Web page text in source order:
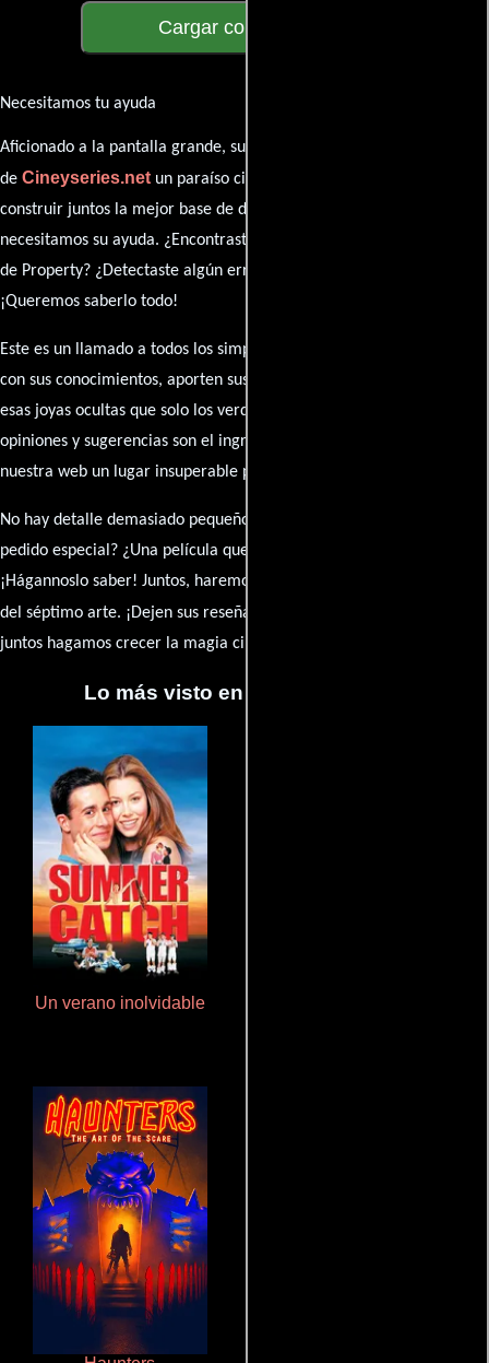
Cargar comentarios
Necesitamos tu ayuda
Aficionado a la pantalla grande, su participación es clave para hacer
de Cineyseries.netun paraíso cinéfilo completo. Queremos
construir juntos la mejor base de datos cinematográfica, pero
necesitamos su ayuda. ¿Encontraste algún dato faltante en la ficha
de Property? ¿Detectaste algún error en la sinopsis o el elenco?
¡Queremos saberlo todo!
Este es un llamado a todos los simpatizantes del cine: contribuyan
con sus conocimientos, aporten sus descubrimientos y compartan
esas joyas ocultas que solo los verdaderos fanáticos conocen. Sus
opiniones y sugerencias son el ingrediente secreto que hará de
nuestra web un lugar insuperable para los amantes del celuloide.
No hay detalle demasiado pequeño ni opinión insignificante. ¿Algún
pedido especial? ¿Una película que sueñas con ver reseñada?
¡Hágannoslo saber! Juntos, haremos de esta comunidad el epicentro
del séptimo arte. ¡Dejen sus reseña en la
juntos hagamos crecer la magia cinematográfica!
Lo más visto en Cineyseries.net
Un verano inolvidable